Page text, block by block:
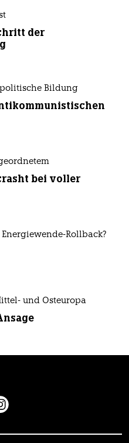
der
Bildung
bei voller
Rollback?
und Osteuropa